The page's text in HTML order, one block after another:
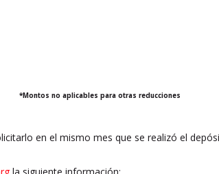
*Montos no aplicables para otras reducciones
en el mismo mes que se realizó el
la siguiente información: